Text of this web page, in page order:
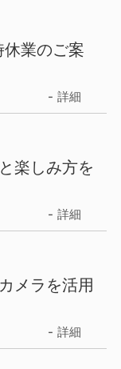
業のご案
詳細
楽しみ方を
詳細
メラを活用
詳細